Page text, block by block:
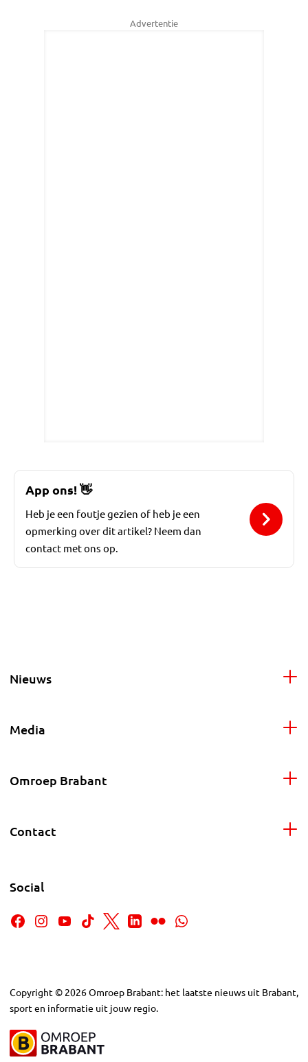
Advertentie
App ons!👋
Heb je een foutje gezien of heb je een
opmerking over dit artikel? Neem dan
contact met ons op.
Nieuws
Media
Omroep Brabant
Contact
Social
Copyright © 2026Omroep Brabant: het laatste nieuws uit Brabant,
sport en informatie uit jouw regio.